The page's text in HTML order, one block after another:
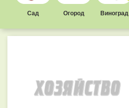
Сад Огород Виноград